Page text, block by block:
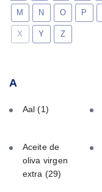
M N O P
X Y Z
A
Aal(1)
Aceite de
oliva virgen
extra (29)